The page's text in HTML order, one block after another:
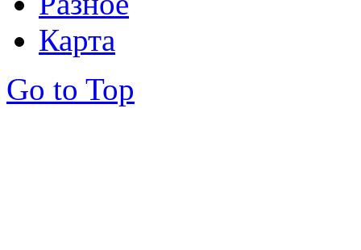
Карта
Go to Top